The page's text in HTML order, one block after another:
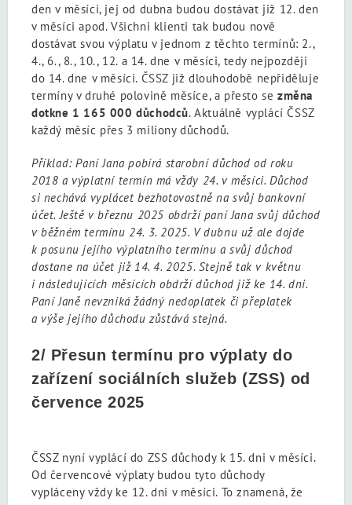
den v měsíci, jej od dubna budou dostávat již 12. den
v měsíci apod. Všichni klienti tak budou nově
dostávat svou výplatu v jednom z těchto termínů: 2.,
4., 6., 8., 10., 12. a 14. dne v měsíci, tedy nejpozději
do 14. dne v měsíci. ČSSZ již dlouhodobě nepřiděluje
termíny v druhé polovině měsíce, a přesto sezměna
dotkne 1 165 000 důchodců. Aktuálně vyplácí ČSSZ
každý měsíc přes 3 miliony důchodů.
Příklad: Paní Jana pobírá starobní důchod od roku
2018 a výplatní termín má vždy 24. v měsíci. Důchod
si nechává vyplácet bezhotovostně na svůj bankovní
účet. Ještě v březnu 2025 obdrží paní Jana svůj důchod
v běžném termínu 24. 3. 2025. V dubnu už ale dojde
k posunu jejího výplatního termínu a svůj důchod
dostane na účet již 14. 4. 2025. Stejně tak v květnu
i následujících měsících obdrží důchod již ke 14. dni.
Paní Janě nevzniká žádný nedoplatek či přeplatek
a výše jejího důchodu zůstává stejná.
2/ Přesun termínu pro výplaty do
zařízení sociálních služeb (ZSS) od
července 2025
ČSSZ nyní vyplácí do ZSS důchody k 15. dni v měsíci.
Od červencové výplaty budou tyto důchody
vypláceny vždy ke 12. dni v měsíci. To znamená, že